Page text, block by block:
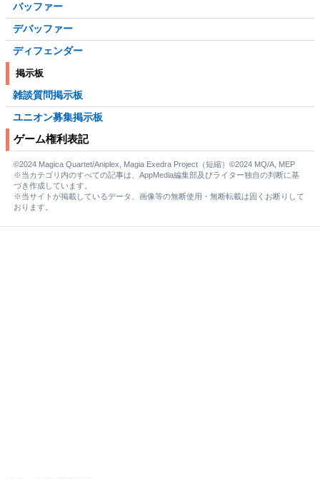
バッファー
デバッファー
ディフェンダー
掲示板
雑談質問掲示板
ユニオン募集掲示板
ゲーム権利表記
©2024 Magica Quartet/Aniplex, Magia Exedra Project（短縮）©2024 MQ/A, MEP
※当カテゴリ内のすべての記事は、AppMedia編集部及びライター独自の判断に基
づき作成しています。
※当サイトが掲載しているデータ、画像等の無断使用・無断転載は固くお断りして
おります。